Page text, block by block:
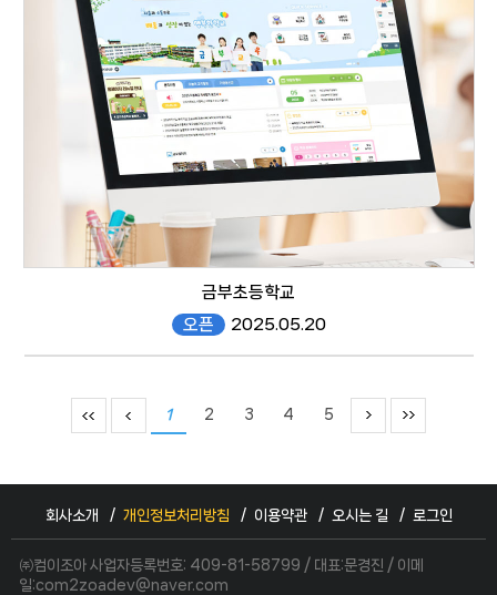
responsive web
responsive web
금부초등학교
오픈
2025.05.20
1 2 3 4 5
회사소개 개인정보처리방침 이용약관 오시는 길 로그인
㈜컴이조아 사업자등록번호: 409-81-58799 / 대표:문경진 / 이메
일:com2zoadev@naver.com